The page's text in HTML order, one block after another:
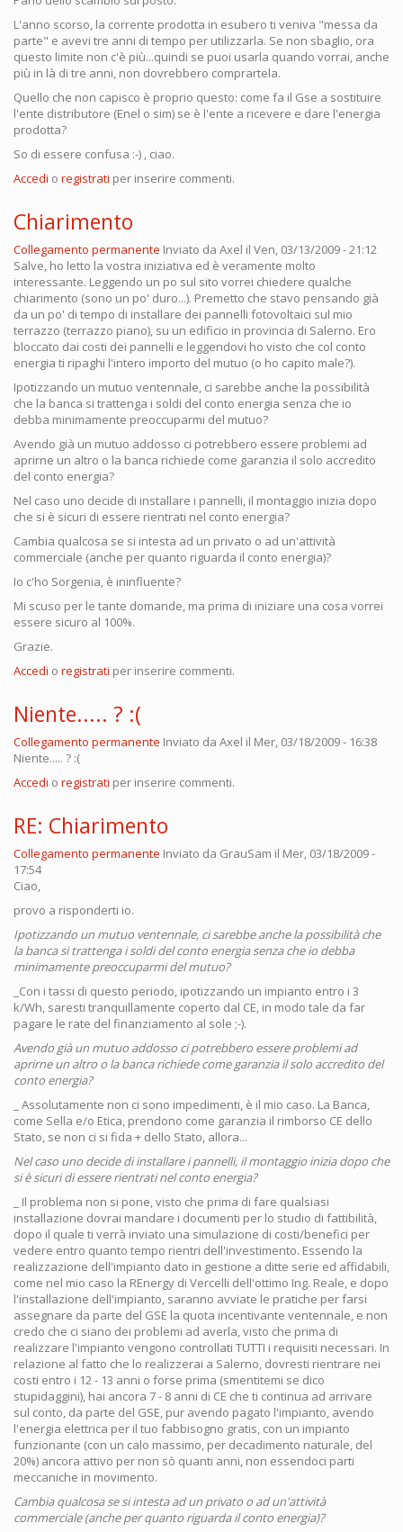
L'anno scorso, la corrente prodotta in esubero ti veniva "messa da
parte" e avevi tre anni di tempo per utilizzarla. Se non sbaglio, ora
questo limite non c'è più...quindi se puoi usarla quando vorrai, anche
più in là di tre anni, non dovrebbero comprartela.
Quello che non capisco è proprio questo: come fa il Gse a sostituire
l'ente distributore (Enel o sim) se è l'ente a ricevere e dare l'energia
prodotta?
So di essere confusa :-) , ciao.
Accedi o registrati per inserire commenti.
Chiarimento
Collegamento permanente Inviato da Axel il Ven, 03/13/2009 - 21:12
Salve, ho letto la vostra iniziativa ed è veramente molto
interessante. Leggendo un po sul sito vorrei chiedere qualche
chiarimento (sono un po' duro...). Premetto che stavo pensando già
da un po' di tempo di installare dei pannelli fotovoltaici sul mio
terrazzo (terrazzo piano), su un edificio in provincia di Salerno. Ero
bloccato dai costi dei pannelli e leggendovi ho visto che col conto
energia ti ripaghi l'intero importo del mutuo (o ho capito male?).
Ipotizzando un mutuo ventennale, ci sarebbe anche la possibilità
che la banca si trattenga i soldi del conto energia senza che io
debba minimamente preoccuparmi del mutuo?
Avendo già un mutuo addosso ci potrebbero essere problemi ad
aprirne un altro o la banca richiede come garanzia il solo accredito
del conto energia?
Nel caso uno decide di installare i pannelli, il montaggio inizia dopo
che si è sicuri di essere rientrati nel conto energia?
Cambia qualcosa se si intesta ad un privato o ad un'attività
commerciale (anche per quanto riguarda il conto energia)?
Io c'ho Sorgenia, è ininfluente?
Mi scuso per le tante domande, ma prima di iniziare una cosa vorrei
essere sicuro al 100%.
Grazie.
Accedi o registrati per inserire commenti.
Niente..... ? :(
Collegamento permanente Inviato da Axel il Mer, 03/18/2009 - 16:38
Niente..... ? :(
Accedi o registrati per inserire commenti.
RE: Chiarimento
Collegamento permanente Inviato da GrauSam il Mer, 03/18/2009 -
17:54
Ciao,
provo a risponderti io.
Ipotizzando un mutuo ventennale, ci sarebbe anche la possibilità che
la banca si trattenga i soldi del conto energia senza che io debba
minimamente preoccuparmi del mutuo?
_Con i tassi di questo periodo, ipotizzando un impianto entro i 3
k/Wh, saresti tranquillamente coperto dal CE, in modo tale da far
pagare le rate del finanziamento al sole ;-).
Avendo già un mutuo addosso ci potrebbero essere problemi ad
aprirne un altro o la banca richiede come garanzia il solo accredito del
conto energia?
_ Assolutamente non ci sono impedimenti, è il mio caso. La Banca,
come Sella e/o Etica, prendono come garanzia il rimborso CE dello
Stato, se non ci si fida + dello Stato, allora...
Nel caso uno decide di installare i pannelli, il montaggio inizia dopo che
si è sicuri di essere rientrati nel conto energia?
_ Il problema non si pone, visto che prima di fare qualsiasi
installazione dovrai mandare i documenti per lo studio di fattibilità,
dopo il quale ti verrà inviato una simulazione di costi/benefici per
vedere entro quanto tempo rientri dell'investimento. Essendo la
realizzazione dell'impianto dato in gestione a ditte serie ed affidabili,
come nel mio caso la REnergy di Vercelli dell'ottimo Ing. Reale, e dopo
l'installazione dell'impianto, saranno avviate le pratiche per farsi
assegnare da parte del GSE la quota incentivante ventennale, e non
credo che ci siano dei problemi ad averla, visto che prima di
realizzare l'impianto vengono controllati TUTTI i requisiti necessari. In
relazione al fatto che lo realizzerai a Salerno, dovresti rientrare nei
costi entro i 12 - 13 anni o forse prima (smentitemi se dico
stupidaggini), hai ancora 7 - 8 anni di CE che ti continua ad arrivare
sul conto, da parte del GSE, pur avendo pagato l'impianto, avendo
l'energia elettrica per il tuo fabbisogno gratis, con un impianto
funzionante (con un calo massimo, per decadimento naturale, del
20%) ancora attivo per non sò quanti anni, non essendoci parti
meccaniche in movimento.
Cambia qualcosa se si intesta ad un privato o ad un'attività
commerciale (anche per quanto riguarda il conto energia)?